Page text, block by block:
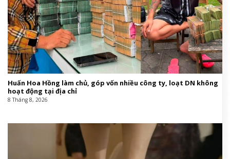
Huấn Hoa Hồng làm chủ, góp vốn nhiều công ty, loạt DN không
hoạt động tại địa chỉ
8 Tháng 8, 2026